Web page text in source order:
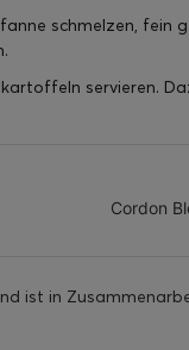
schmelzen, fein
servieren.
Cordon
ist in